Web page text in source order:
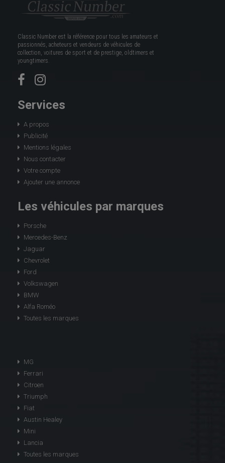
Classic Number est la référence pour tous les amateurs et
passionnés, acheteurs et vendeurs de véhicules de
collection, voitures de sport et de prestige, oldtimers et
youngtimers.
Services
A propos
Publicité
Mentions légales
Nous contacter
Votre compte
Ajouter une annonce
Les véhicules par marques
Porsche
Mercedes-Benz
Jaguar
Chevrolet
Ford
Volkswagen
BMW
Alfa Roméo
Toutes les marques
MG
Ferrari
Citroen
Triumph
Fiat
Austin Healey
Mini
Lancia
Toutes les marques